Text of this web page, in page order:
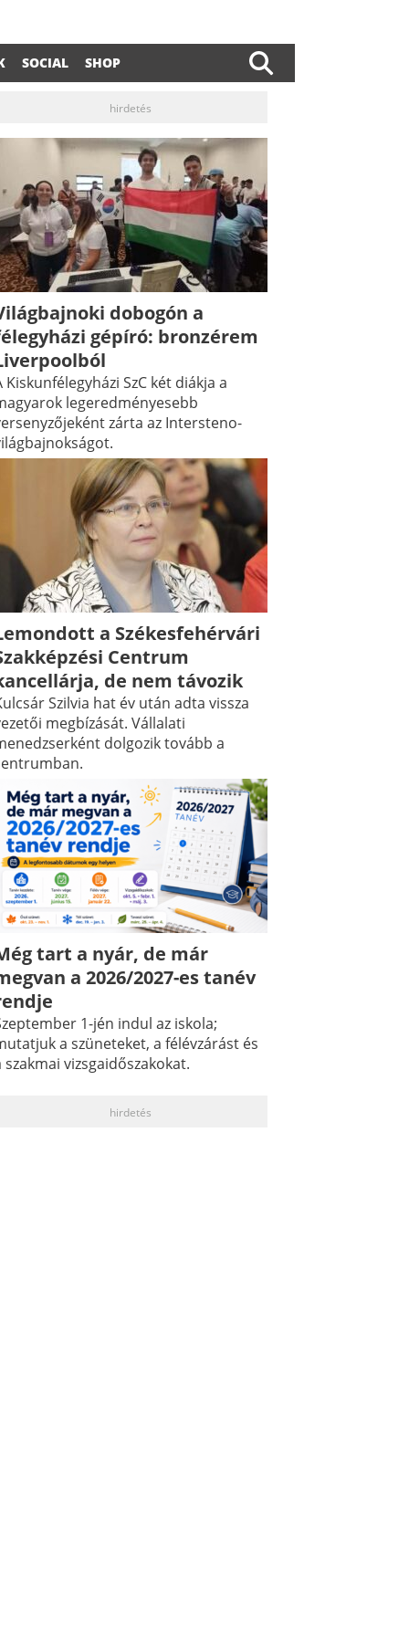
SOCIAL SHOP
hirdetés
dobogón a
gépíró: bronzérem
Kiskunfélegyházi SzC két diákja a
legeredményesebb
zárta az Intersteno-
a Székesfehérvári
Centrum
de nem távozik
Szilvia hat év után adta vissza
megbízását. Vállalati
dolgozik tovább a
tart a nyár, de már
a 2026/2027-es tanév
1-jén indul az iskola;
a szüneteket, a félévzárást és
szakmai vizsgaidőszakokat.
hirdetés